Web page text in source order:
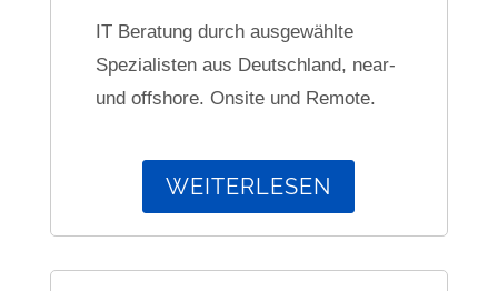
IT Beratung durch ausgewählte
Spezialisten aus Deutschland, near-
und offshore. Onsite und Remote.
WEITERLESEN